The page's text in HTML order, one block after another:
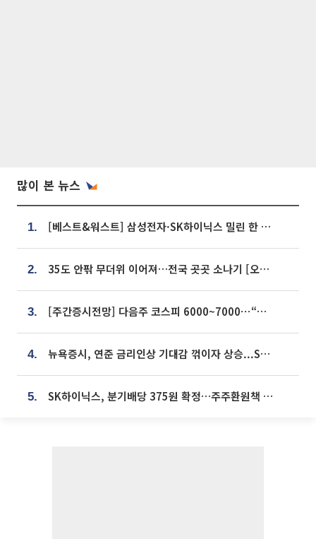
많이 본 뉴스
1. [베스트&워스트] 삼성전자·SK하이닉스 밀린 한 주…상상인증권은 85% 급등
2. 35도 안팎 무더위 이어져…전국 곳곳 소나기 [오늘 날씨]
3. [주간증시전망] 다음주 코스피 6000~7000⋯“外人 수급은 정책이 변수”
4. 뉴욕증시, 연준 금리인상 기대감 꺾이자 상승...S&P500 사상 최고치 [종합]
5. SK하이닉스, 분기배당 375원 확정…주주환원책 9월로 앞당겨 발표